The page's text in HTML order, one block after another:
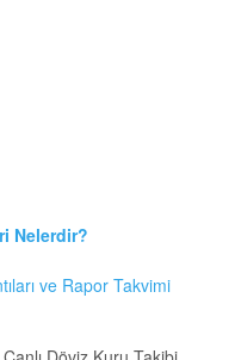
Nelerdir?
ve Rapor Takvimi